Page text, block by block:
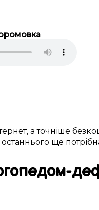
аточніше
останнього ще